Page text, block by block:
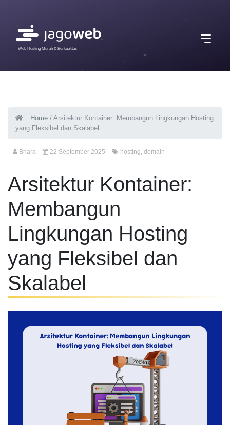
Web Hosting Murah & Berkualitas
Home / Arsitektur Kontainer: Membangun Lingkungan Hosting
yang Fleksibel dan Skalabel
Bhara 22 September 2025 hosting, domain
Arsitektur Kontainer:
Membangun
Lingkungan Hosting
yang Fleksibel dan
Skalabel